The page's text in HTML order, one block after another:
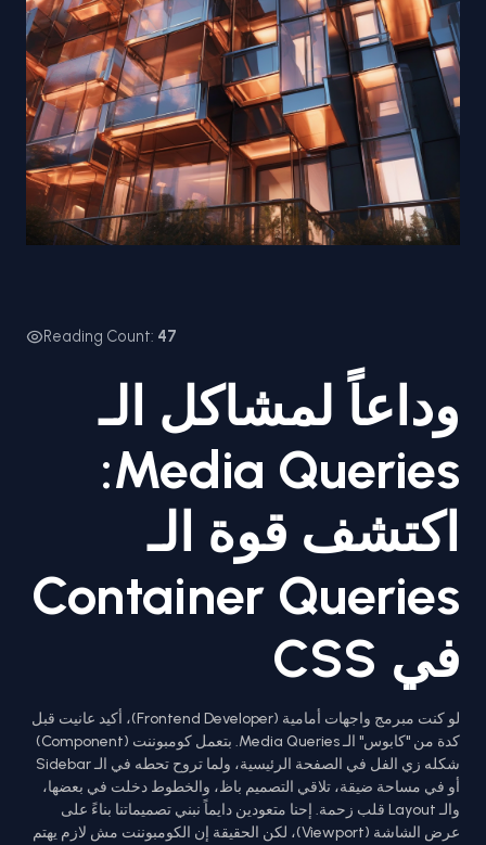
Reading Count: 47
وداعاً لمشاكل الـ
Media Queries:
اكتشف قوة الـ
Container Queries
في CSS
لو كنت مبرمج واجهات أمامية (Frontend Developer)، أكيد عانيت قبل
كدة من "كابوس" الـ Media Queries. بتعمل كومبوننت (Component)
شكله زي الفل في الصفحة الرئيسية، ولما تروح تحطه في الـ Sidebar
أو في مساحة ضيقة، تلاقي التصميم باظ، والخطوط دخلت في بعضها،
والـ Layout قلب زحمة. إحنا متعودين دايماً نبني تصميماتنا بناءً على
عرض الشاشة (Viewport)، لكن الحقيقة إن الكومبوننت مش لازم يهتم